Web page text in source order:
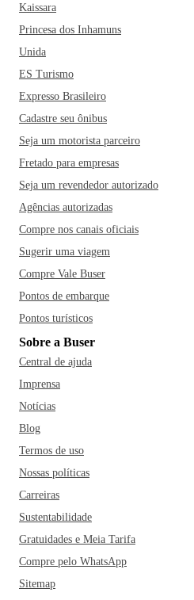
Kaissara
Princesa dos Inhamuns
Unida
ES Turismo
Expresso Brasileiro
Cadastre seu ônibus
Seja um motorista parceiro
Fretado para empresas
Seja um revendedor autorizado
Agências autorizadas
Compre nos canais oficiais
Sugerir uma viagem
Compre Vale Buser
Pontos de embarque
Pontos turísticos
Sobre a Buser
Central de ajuda
Imprensa
Notícias
Blog
Termos de uso
Nossas políticas
Carreiras
Sustentabilidade
Gratuidades e Meia Tarifa
Compre pelo WhatsApp
Sitemap